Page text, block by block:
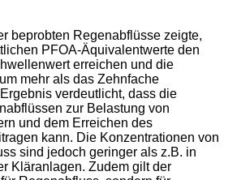
beprobten Regenabflüsse zeigte,
PFOA-Äquivalentwerte den
erreichen und die
mehr als das Zehnfache
verdeutlicht, dass die
zur Belastung von
und dem Erreichen des
kann. Die Konzentrationen von
sind jedoch geringer als z.B. in
Kläranlagen. Zudem gilt der